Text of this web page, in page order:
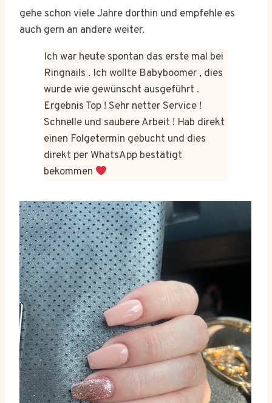
gehe schon viele Jahre dorthin und empfehle es
auch gern an andere weiter.
Ich war heute spontan das erste mal bei
Ringnails . Ich wollte Babyboomer , dies
wurde wie gewünscht ausgeführt .
Ergebnis Top ! Sehr netter Service !
Schnelle und saubere Arbeit ! Hab direkt
einen Folgetermin gebucht und dies
direkt per WhatsApp bestätigt
bekommen